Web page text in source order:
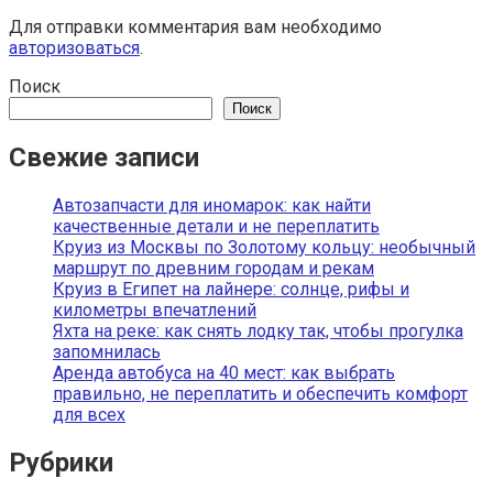
Для отправки комментария вам необходимо
авторизоваться.
Поиск
Поиск
Свежие записи
Автозапчасти для иномарок: как найти
качественные детали и не переплатить
Круиз из Москвы по Золотому кольцу: необычный
маршрут по древним городам и рекам
Круиз в Египет на лайнере: солнце, рифы и
километры впечатлений
Яхта на реке: как снять лодку так, чтобы прогулка
запомнилась
Аренда автобуса на 40 мест: как выбрать
правильно, не переплатить и обеспечить комфорт
для всех
Рубрики